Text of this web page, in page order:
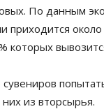
По данным
приходится
которых
из вторсырья.